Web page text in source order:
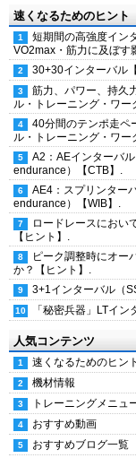
速くなるためのヒン
短期間の高強度イン
VO2max・筋力に及ぼす
30+30インターバル
筋力、パワー、持久
ル・トレーニング・ワ
40分間のテンポ走
ル・トレーニング・ワ
A2：AEインターバ
endurance）【CTB】.
AE4：スプリンター
endurance）【WIB】.
ロードレースにおい
【ヒント】.
ピーク調整時にオー
か？【ヒント】.
3+1インターバル（
「秘密兵器」LTイ
人気コンテンツ
速くなるためのヒント
機材情報
トレーニングメニュ
おすすめ動画
おすすめブログ一覧